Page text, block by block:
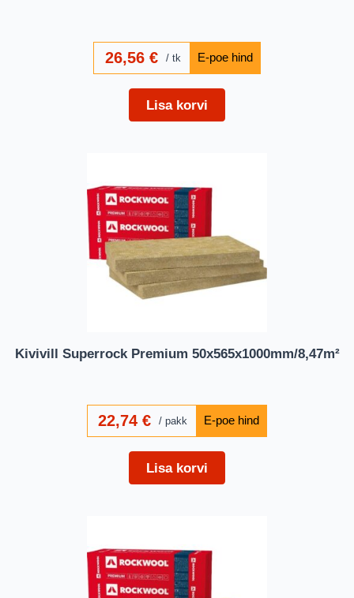
26,56 € tk
Lisa korvi
Kivivill Superrock Premium 50x565x1000mm/8,47m²
22,74€ pakk
Lisa korvi